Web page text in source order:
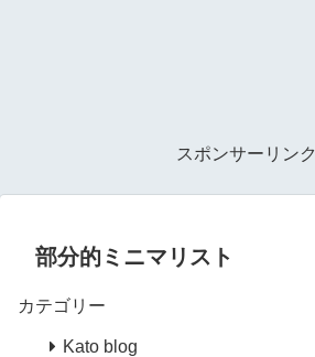
スポンサーリンク
部分的ミニマリスト
カテゴリー
Kato blog